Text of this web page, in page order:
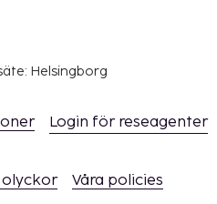
Helsingborg
Login för reseagenter
olyckor Våra policies